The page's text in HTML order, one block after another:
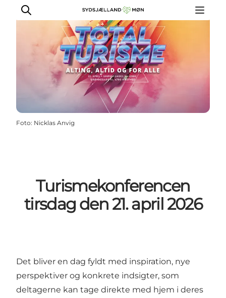
Køb billet
Oplægsholdere
Praktisk info
Program
Foto: Nicklas Anvig
Turismekonferencen
tirsdag den 21. april 2026
Det bliver en dag fyldt med inspiration, nye
perspektiver og konkrete indsigter, som
deltagerne kan tage direkte med hjem i deres